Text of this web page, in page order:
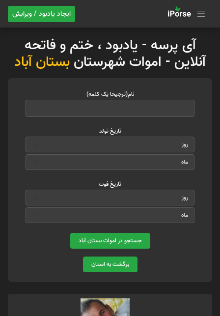
ایجاد یادبود / ویرایش
آی پرسه - یادبود ، ختم و فاتحه
آنلاین - اموات شهرستانبستان آباد
نام(ترجیحا یک کلمه)
تاریخ تولد
تاریخ فوت
جستجو در اموات بستان آباد
برگشت به استان